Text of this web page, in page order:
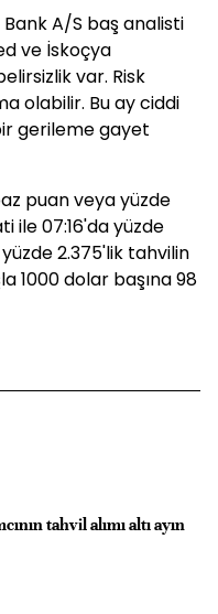
A/S baş analisti
ve İskoçya
var. Risk
olabilir. Bu ay ciddi
gerileme gayet
puan veya yüzde
ile 07:16'da yüzde
2.375'lik tahvilin
1000 dolar başına 98
tahvil alımı altı ayın